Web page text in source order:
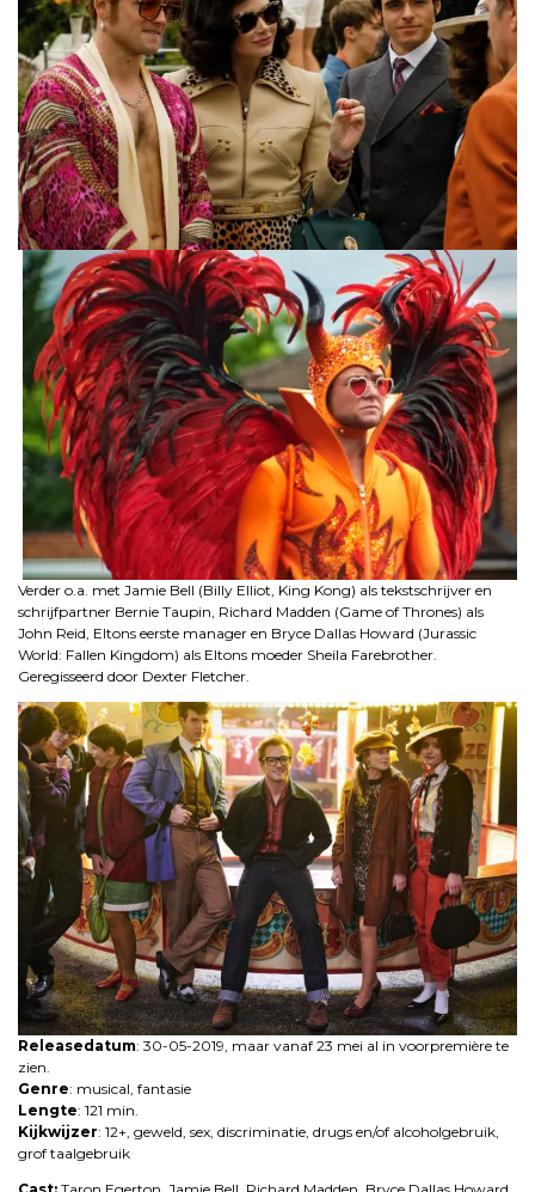
Verder o.a. met Jamie Bell (Billy Elliot, King Kong) als tekstschrijver en
schrijfpartner Bernie Taupin, Richard Madden (Game of Thrones) als
John Reid, Eltons eerste manager en Bryce Dallas Howard (Jurassic
World: Fallen Kingdom) als Eltons moeder Sheila Farebrother.
Geregisseerd door Dexter Fletcher.
Releasedatum: 30-05-2019, maar vanaf 23 mei al in voorpremière te
zien.
Genre: musical, fantasie
Lengte: 121 min.
Kijkwijzer: 12+, geweld, sex, discriminatie, drugs en/of alcoholgebruik,
grof taalgebruik